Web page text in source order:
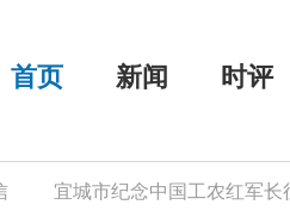
首页 新闻 时评
宜城市纪念中国工农红军长征胜